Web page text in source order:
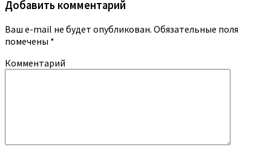
Добавить комментарий
Ваш e-mail не будет опубликован. Обязательные поля
помечены *
Комментарий